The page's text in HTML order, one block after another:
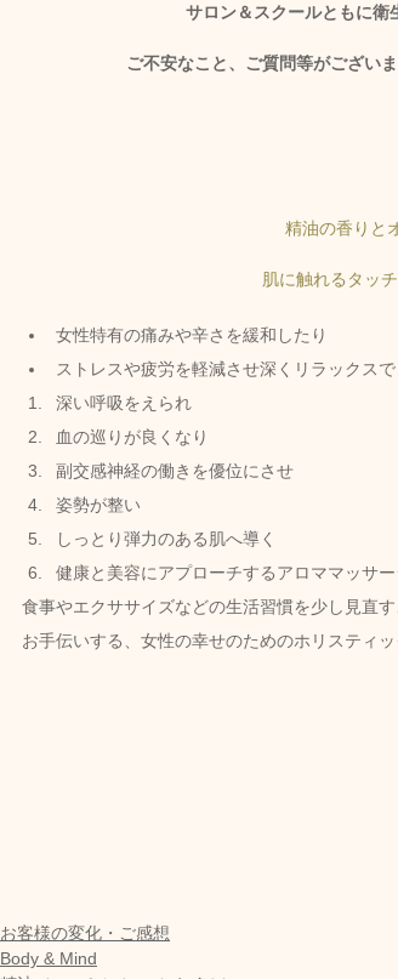
サロン＆スクールともに衛
ご不安なこと、ご質問等がござい
精油の香りと
肌に触れるタッ
女性特有の痛みや辛さを緩和したり
ストレスや疲労を軽減させ深くリラックス
深い呼吸をえられ
血の巡りが良くなり
副交感神経の働きを優位にさせ
姿勢が整い
しっとり弾力のある肌へ導く
健康と美容にアプローチするアロママッサ
食事やエクササイズなどの生活習慣を少し見直
お手伝いする、女性の幸せのためのホリスティッ
お客様の変化・ご感想
Body & Mind